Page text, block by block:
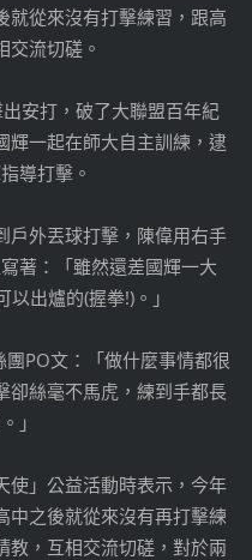
就從來沒有打擊練習，跟高
交流切磋。
安打，破了大聯盟百年紀
輝一起在師大自主訓練，逮
導打擊。
戶外丟球打擊，陳偉用右手
著：「雖然還差國輝一大
出爐的(握拳!)。」
PO文：「做什麼事情都很
卻絲毫不馬虎，練到手都長
」
使」公益活動時表示，今年
中之後就從來沒有再打擊練
教，互相交流切磋，對於兩